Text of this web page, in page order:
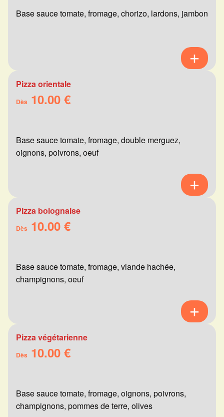
Base sauce tomate, fromage, chorizo, lardons, jambon
Pizza orientale
Dès 10.00 €
Base sauce tomate, fromage, double merguez,
oignons, poivrons, oeuf
Pizza bolognaise
Dès 10.00 €
Base sauce tomate, fromage, viande hachée,
champignons, oeuf
Pizza végétarienne
Dès 10.00 €
Base sauce tomate, fromage, oignons, poivrons,
champignons, pommes de terre, olives